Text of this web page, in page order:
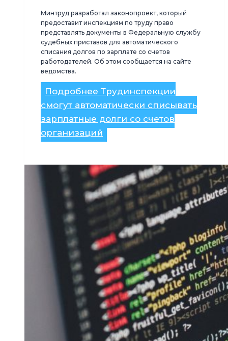
Минтруд разработал законопроект, который
предоставит инспекциям по труду право
представлять документы в Федеральную службу
судебных приставов для автоматического
списания долгов по зарплате со счетов
работодателей. Об этом сообщается на сайте
ведомства.
Подробнее Трудинспекции
смогут автоматически списывать
зарплатные долги со счетов
организаций